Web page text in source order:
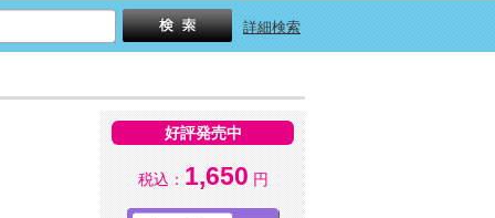
詳細検索
好評発売中
税込： 1,650 円